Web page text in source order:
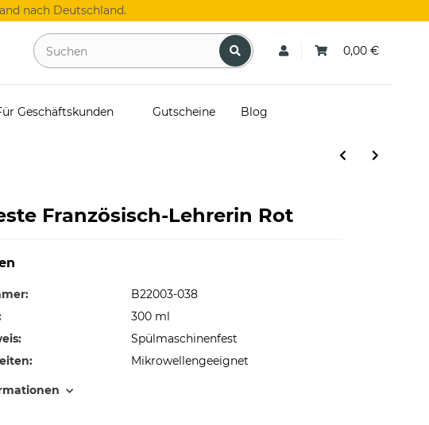
nach Deutschland.
0,00 €
Geschäftskunden Gutscheine Blog
Französisch-Lehrerin Rot
B22003-038
300 ml
Spülmaschinenfest
Mikrowellengeeignet